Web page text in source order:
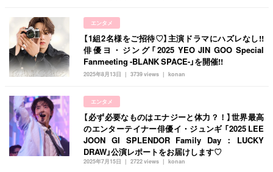
エンタメ
2025年8月13日 konan
3739 views
【1組2名様をご招待♡】主演ドラマにハズレなし!!
俳優ヨ・ジング「2025 YEO JIN GOO Special
Fanmeeting -BLANK SPACE-」を開催!!
エンタメ
2025年7月15日 konan
2722 views
【必ず必要なものはエナジーと体力？！】世界最高
のエンターテイナー俳優イ・ジュンギ 「2025 LEE
JOON GI SPLENDOR Family Day：LUCKY
DRAW」公演レポートをお届けします♡